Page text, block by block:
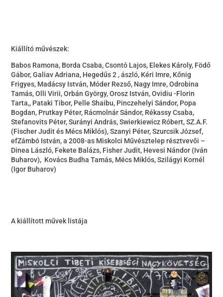
Kiállító művészek:
Babos Ramona, Borda Csaba, Csontó Lajos, Elekes Károly, Födő
Gábor, Galiav Adriana, Hegedűs 2 , ászló, Kéri Imre, Kőnig
Frigyes, Madácsy István, Móder Rezső, Nagy Imre, Odrobina
Tamás, Olli Virii, Orbán György, Orosz István, Ovidiu -Florin
Tarta,, Pataki Tibor, Pelle Shaibu, Pinczehelyi Sándor, Popa
Bogdan, Prutkay Péter, Rácmolnár Sándor, Rékassy Csaba,
Stefanovits Péter, Surányi András, Swierkiewicz Róbert, SZ.A.F.
(Fischer Judit és Mécs Miklós), Szanyi Péter, Szurcsik József,
efZámbó István, a 2008-as Miskolci Művésztelep résztvevői –
Dinea László, Fekete Balázs, Fisher Judit, Hevesi Nándor (Iván
Buharov), Kovács Budha Tamás, Mécs Miklós, Szilágyi Kornél
(Igor Buharov)
A kiállított művek listája